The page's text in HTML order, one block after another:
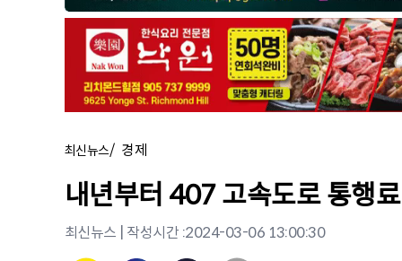
최신뉴스/ 경제
내년부터 407 고속도로 통행
최신뉴스 | 작성시간 :2024-03-06 13:00:30